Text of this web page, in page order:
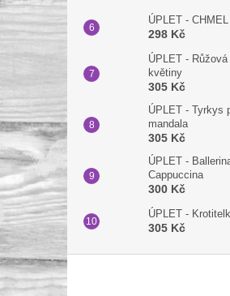
ÚPLET - CHMEL
298 Kč
ÚPLET -
květiny
305 Kč
ÚPLET - Tyrkys
mandala
305 Kč
ÚPLET -
Cappuccina
300 Kč
ÚPLET -
305 Kč
Z
á